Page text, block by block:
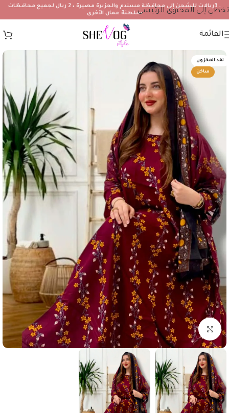
تخطي إلى المحتوى الرئيسي
۔3ريالات للشحن إلى محافظة مسندم والجزيرة مصيرة ، 2 ريال لجميع محافظات
سلطنة عمان الأخرى
القائمة
نفد المخزون
ساخن
انقر للتكبير